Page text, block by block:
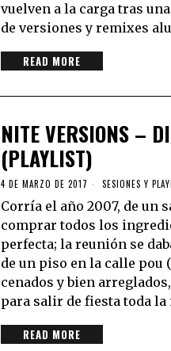
vuelven a la carga tras
de versiones y remixes
READ MORE
NITE VERSIONS –
(PLAYLIST)
4 DE MARZO DE 2017 SESIONES Y
Corría el año 2007, de un
comprar todos los
perfecta; la reunión se
de un piso en la calle pou
cenados y bien
para salir de fiesta toda la
READ MORE